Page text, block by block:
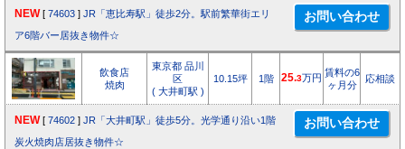
NEW [ 74603 ] JR「恵比寿駅」徒歩2分。駅前繁華街エリ
ア6階バー居抜き物件☆
飲食店
焼肉
東京都 品川
区
( 大井町駅 )
10.15坪 1階 25.3万円 賃料の6
ヶ月分
応相談
NEW [ 74602 ] JR「大井町駅」徒歩5分。光学通り沿い1階
炭火焼肉店居抜き物件☆